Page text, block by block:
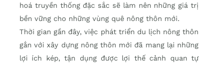
hoá truyền thống đặc sắc sẽ làm nên những giá trị
bền vững cho những vùng quê nông thôn mới.
Thời gian gần đây, việc phát triển du lịch nông thôn
gắn với xây dựng nông thôn mới đã mang lại những
lợi ích kép, tận dụng được lợi thế cảnh quan tự